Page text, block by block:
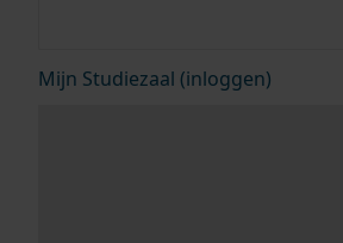
Mijn Studiezaal (inloggen)